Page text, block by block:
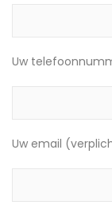
Uw
Uw email